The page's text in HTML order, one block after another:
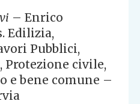
– Enrico
Edilizia,
Pubblici,
civile,
e bene comune –